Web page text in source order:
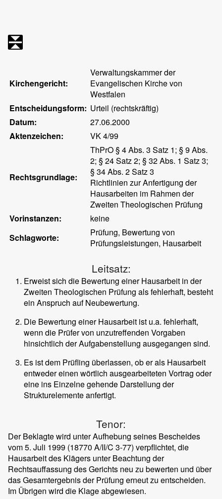
Kirchengericht:
Verwaltungskammer der
Evangelischen Kirche von
Westfalen
Entscheidungsform: Urteil (rechtskräftig)
Datum:
27.06.2000
Aktenzeichen:
VK 4/99
Rechtsgrundlage:
ThPrO § 4 Abs. 3 Satz 1; § 9 Abs.
2; § 24 Satz 2; § 32 Abs. 1 Satz 3;
§ 34 Abs. 2 Satz 3
Richtlinien zur Anfertigung der
Hausarbeiten im Rahmen der
Zweiten Theologischen Prüfung
Vorinstanzen:
keine
Schlagworte:
Prüfung, Bewertung von
Prüfungsleistungen, Hausarbeit
Leitsatz:
Erweist sich die Bewertung einer Hausarbeit in der
Zweiten Theologischen Prüfung als fehlerhaft, besteht
ein Anspruch auf Neubewertung.
Die Bewertung einer Hausarbeit ist u.a. fehlerhaft,
wenn die Prüfer von unzutreffenden Vorgaben
hinsichtlich der Aufgabenstellung ausgegangen sind.
Es ist dem Prüfling überlassen, ob er als Hausarbeit
entweder einen wörtlich ausgearbeiteten Vortrag oder
eine ins Einzelne gehende Darstellung der
Strukturelemente anfertigt.
Tenor:
Der Beklagte wird unter Aufhebung seines Bescheides
vom 5. Juli 1999 (18770 A/II/C 3-77) verpflichtet, die
Hausarbeit des Klägers unter Beachtung der
Rechtsauffassung des Gerichts neu zu bewerten und über
das Gesamtergebnis der Prüfung erneut zu entscheiden.
Im Übrigen wird die Klage abgewiesen.